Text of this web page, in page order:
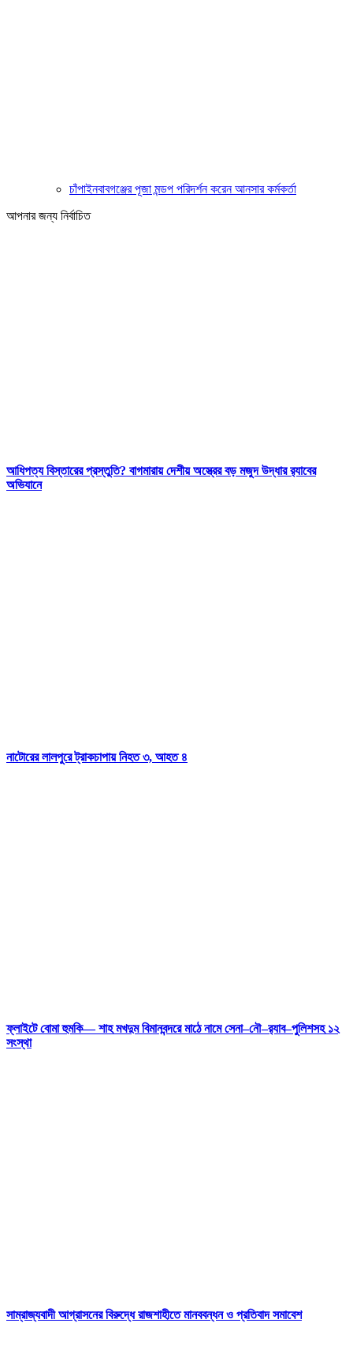
চাঁপাইনবাবগঞ্জের পূজা মন্ডপ পরিদর্শন করেন আনসার কর্মকর্তা
আপনার জন্য নির্বাচিত
আধিপত্য বিস্তারের প্রস্তুতি? বাগমারায় দেশীয় অস্ত্রের বড় মজুদ উদ্ধার র‌্যাবের
অভিযানে
নাটোরের লালপুরে ট্রাকচাপায় নিহত ৩, আহত ৪
ফ্লাইটে বোমা হুমকি— শাহ মখদুম বিমানবন্দরে মাঠে নামে সেনা–নৌ–র‍্যাব–পুলিশসহ ১২
সংস্থা
সাম্রাজ্যবাদী আগ্রাসনের বিরুদ্ধে রাজশাহীতে মানববন্ধন ও প্রতিবাদ সমাবেশ